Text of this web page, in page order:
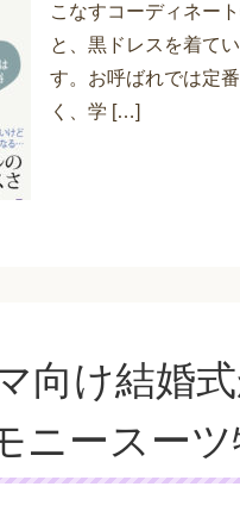
こなすコーディネー
と、黒ドレスを着て
す。お呼ばれでは定
く、学 […]
向け結婚
ニースー